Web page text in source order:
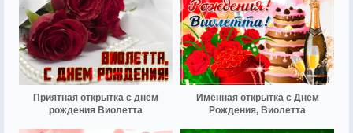
Приятная открытка с днем
рождения Виолетта
Именная открытка с Днем
Рождения, Виолетта